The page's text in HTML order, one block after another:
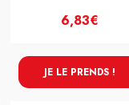
6,83€
JE LE PRENDS !